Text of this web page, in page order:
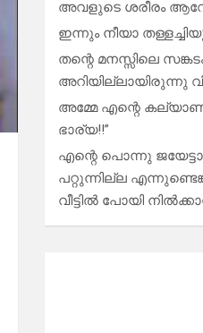
അവളുടെ ശരീരം
ഇന്നും നീയാ
തന്റെ മനസ്സിലെ
അറിയില്ലായിരുന്നു
അമ്മേ എന്റെ
ഭാര്യ!!”
എന്റെ പൊന്നു
പറ്റുന്നില്ല
വീട്ടിൽ പോയി